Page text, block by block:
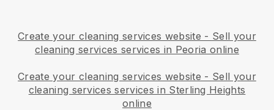
Create your cleaning services website - Sell your
cleaning services services in Peoria online
Create your cleaning services website - Sell your
cleaning services services in Sterling Heights
online